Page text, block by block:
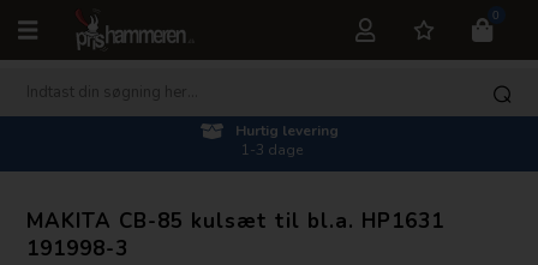
0
Hurtig levering
1-3 dage
MAKITA CB-85 kulsæt til bl.a. HP1631
191998-3